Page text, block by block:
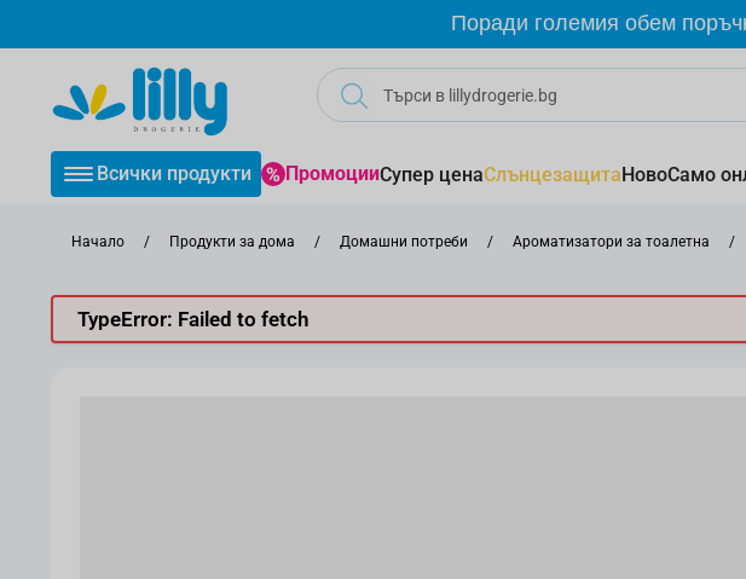
Поради големия обем
Всички продукти ПромоцииСупер ценаСлънцезащитаНовоСамо
Начало / Продукти за дома / Домашни потреби / Ароматизатори за тоалетна /
TypeError: Failed to fetch